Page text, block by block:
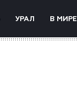
УРАЛ В МИРЕ